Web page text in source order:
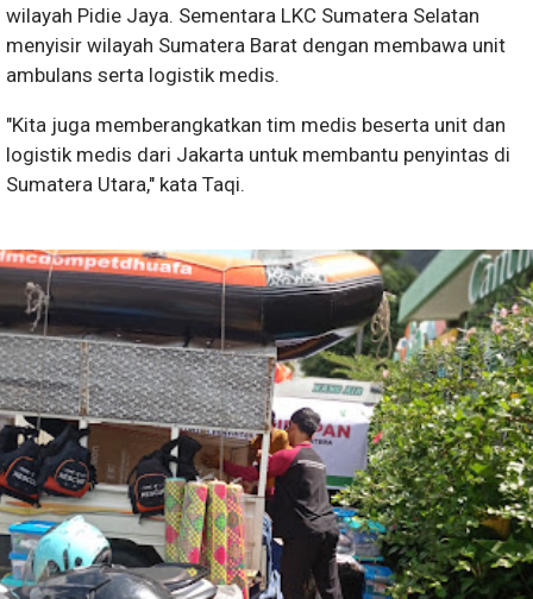
wilayah Pidie Jaya. Sementara LKC Sumatera Selatan
menyisir wilayah Sumatera Barat dengan membawa unit
ambulans serta logistik medis.
"Kita juga memberangkatkan tim medis beserta unit dan
logistik medis dari Jakarta untuk membantu penyintas di
Sumatera Utara," kata Taqi.